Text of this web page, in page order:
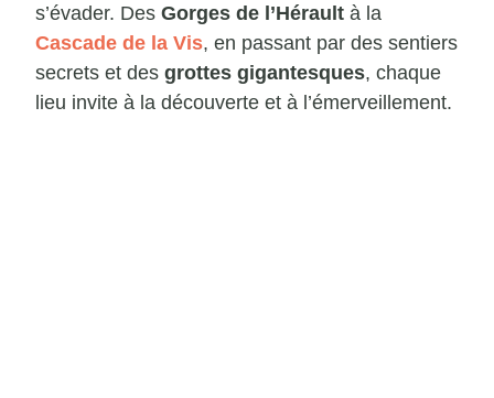
s’évader. Des Gorges de l’Hérault à la
Cascade de la Vis, en passant par des sentiers
secrets et des grottes gigantesques, chaque
lieu invite à la découverte et à l’émerveillement.